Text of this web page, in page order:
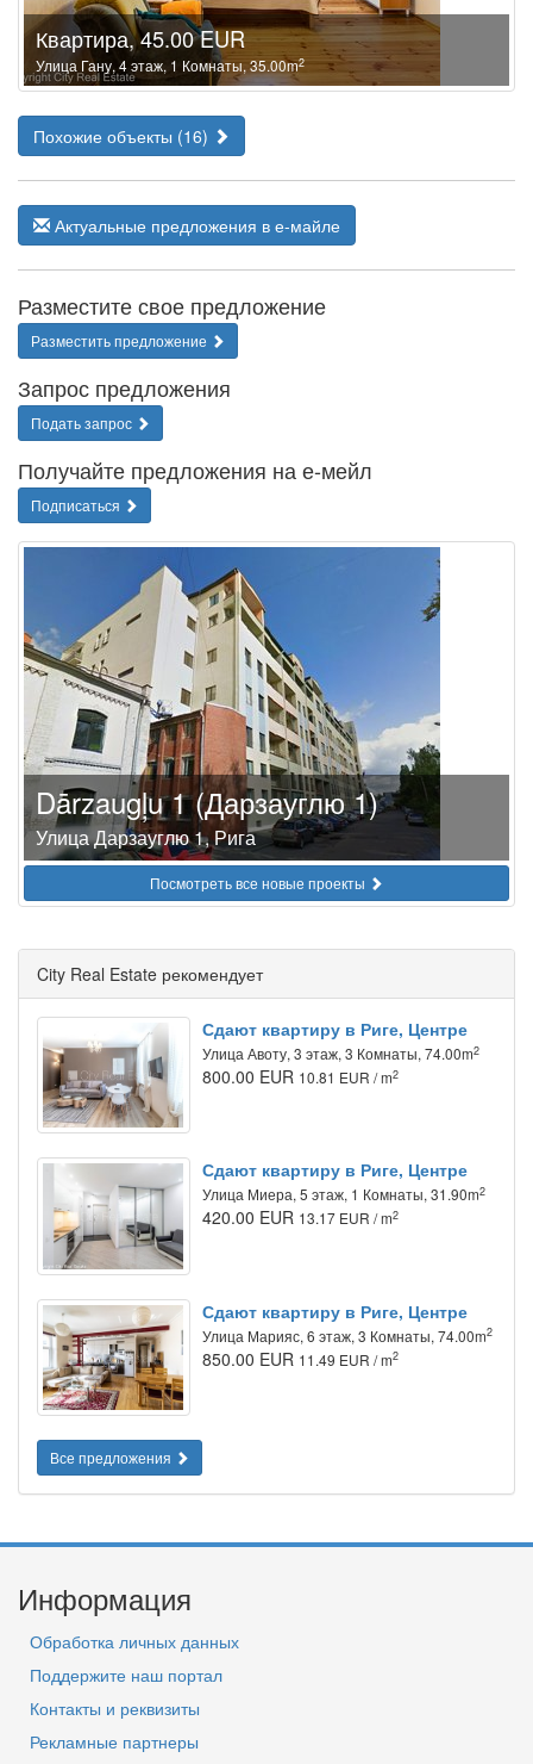
Квартира, 45.00 EUR
Улица Гану, 4 этаж, 1 Комнаты, 35.00m2
Похожие объекты (16)
Актуальные предложения в е-майле
Разместите свое предложение
Разместить предложение
Запрос предложения
Подать запрос
Получайте предложения на е-мейл
Подписаться
Dārzaugļu 1 (Дарзауглю 1)
Улица Дарзауглю 1, Рига
Посмотреть все новые проекты
City Real Estate рекомендует
Сдают квартиру в Риге, Центре
Улица Авоту, 3 этаж, 3 Комнаты, 74.00m2
800.00 EUR 10.81 EUR / m2
Сдают квартиру в Риге, Центре
Улица Миера, 5 этаж, 1 Комнаты, 31.90m2
420.00 EUR 13.17 EUR / m2
Сдают квартиру в Риге, Центре
Улица Марияс, 6 этаж, 3 Комнаты, 74.00m2
850.00 EUR 11.49 EUR / m2
Все предложения
Информация
Обработка личных данных
Поддержите наш портал
Контакты и реквизиты
Рекламные партнеры